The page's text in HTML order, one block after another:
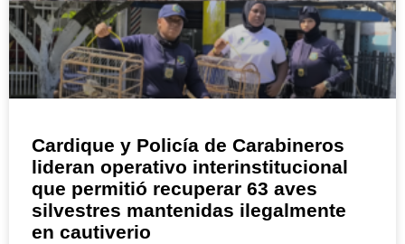
Cardique y Policía de Carabineros
lideran operativo interinstitucional
que permitió recuperar 63 aves
silvestres mantenidas ilegalmente
en cautiverio